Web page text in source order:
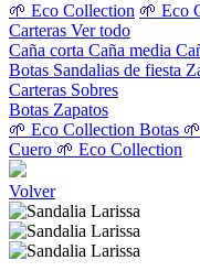
🌱 Eco Collection 🌱 Eco
Carteras Ver todo
Caña corta Caña media
Botas Sandalias de fiesta
Carteras Sobres
Botas Zapatos
🌱 Eco Collection Botas
Cuero 🌱 Eco Collection
Volver